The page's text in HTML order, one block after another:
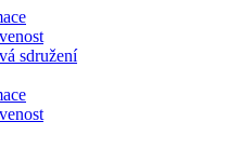
sdružení